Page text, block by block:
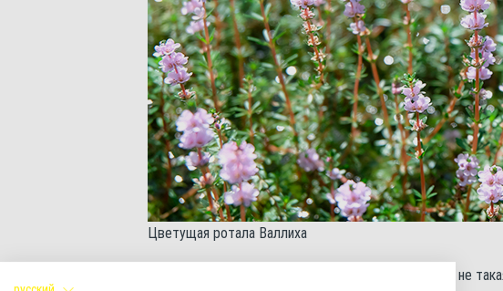
Цветущая ротала Валлиха
Следует отметить, что надводная форма растения не